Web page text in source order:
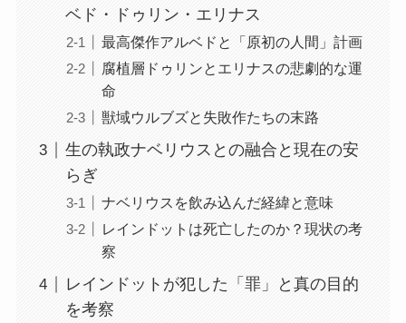
ベド・ドゥリン・エリナス
最高傑作アルベドと「原初の人間」計画
腐植層ドゥリンとエリナスの悲劇的な運
命
獣域ウルブズと失敗作たちの末路
生の執政ナベリウスとの融合と現在の安
らぎ
ナベリウスを飲み込んだ経緯と意味
レインドットは死亡したのか？現状の考
察
レインドットが犯した「罪」と真の目的
を考察